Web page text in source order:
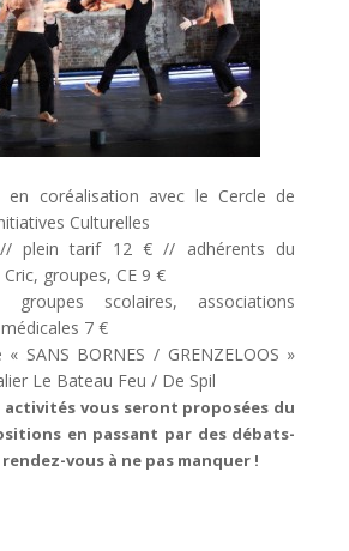
coréalisation avec le Cercle de
Culturelles
// plein tarif 12 € // adhérents du
groupes, CE 9 €
groupes scolaires, associations
7 €
SANS BORNES / GRENZELOOS »
Le Bateau Feu / De Spil
activités vous seront proposées du
en passant par des débats-
vous à ne pas manquer !